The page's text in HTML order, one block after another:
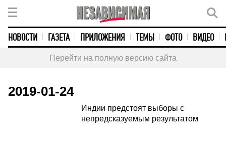
НОВОСТИ ГАЗЕТА ПРИЛОЖЕНИЯ ТЕМЫ ФОТО ВИДЕО
Перейти на полную версию сайта
2019-01-24
Индии предстоят выборы с
непредсказуемым результатом